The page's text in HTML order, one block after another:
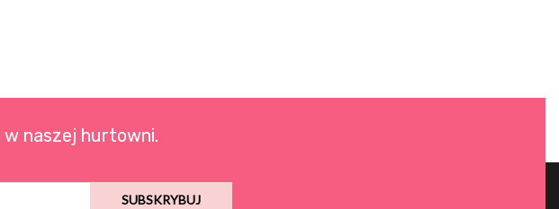
w naszej hurtowni.
SUBSKRYBUJ